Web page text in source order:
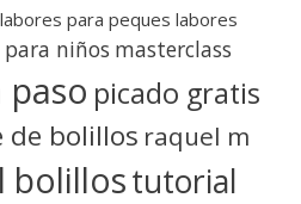
labores para peques labores
niños masterclass
paso picado gratis
de bolillos raquel m
bolillostutorial